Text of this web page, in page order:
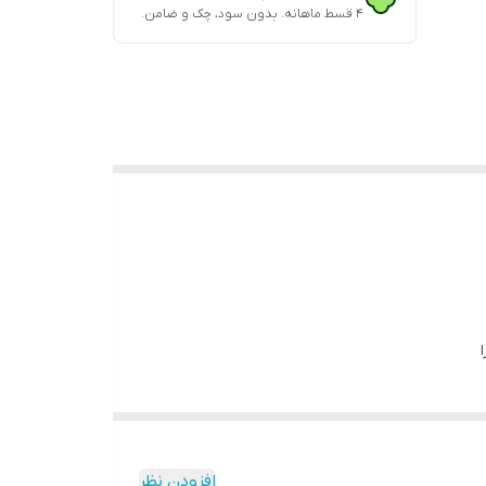
۴ قسط ماهانه. بدون سود، چک و ضامن.
میلاد مسیح به صورت سنتی مصرف میشد. در ایالات متحده از این گیاه برای درمان زخم